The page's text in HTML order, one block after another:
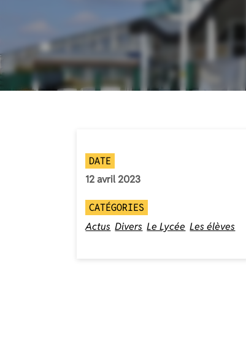
DATE
12 avril 2023
CATÉGORIES
Actus Divers Le Lycée Les élèves